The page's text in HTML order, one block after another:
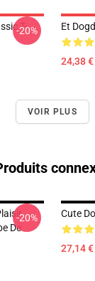
T-
-20% Et
24,38
VOIR PLUS
De
-20% Cute
27,14 €